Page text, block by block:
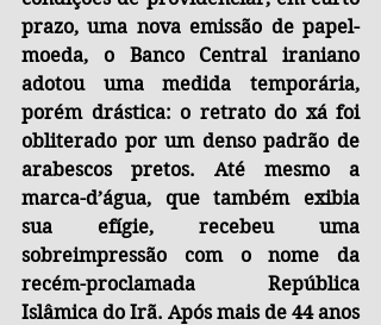
prazo, uma nova emissão de papel-
moeda, o Banco Central iraniano
adotou uma medida temporária,
porém drástica: o retrato do xá foi
obliterado por um denso padrão de
arabescos pretos. Até mesmo a
marca-d’água, que também exibia
sua efígie, recebeu uma
sobreimpressão com o nome da
recém-proclamada República
Islâmica do Irã. Após mais de 44 anos